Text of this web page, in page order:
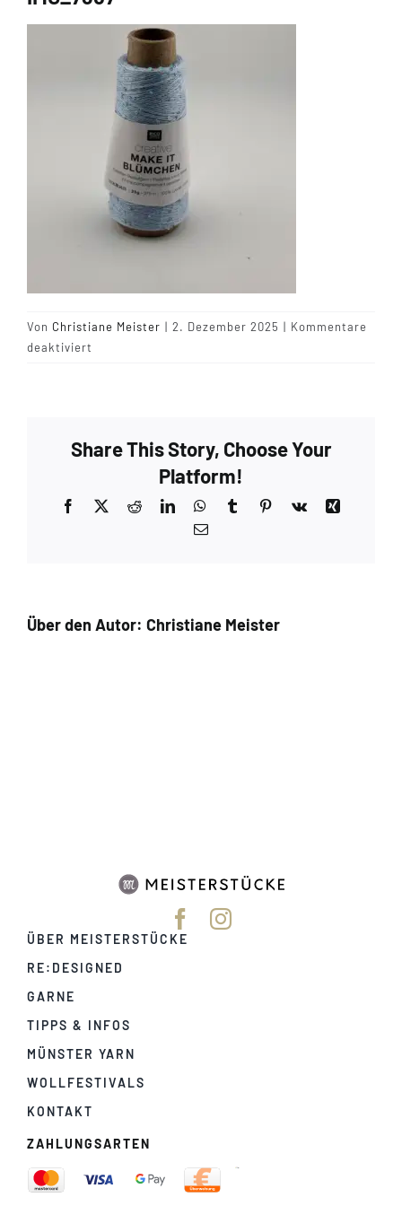
Wollfestivals
Von Christiane Meister | 2. Dezember 2025 | Kommentare
deaktiviert
Share This Story, Choose Your
Platform!
Facebook Reddit LinkedInWhatsApp
TumblrPinterest
Vk
E-
Über den Autor: Christiane Meister
ÜBER MEISTERSTÜCKE
RE:DESIGNED
GARNE
TIPPS & INFOS
MÜNSTER YARN
WOLLFESTIVALS
KONTAKT
ZAHLUNGSARTEN